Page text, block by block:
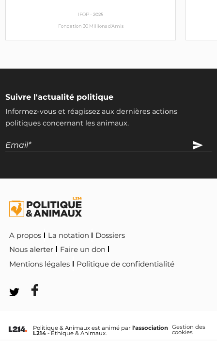
Brice Hortefeux
LR
Geoffroy Didier
Bernard Guetta
Agnès Evren
Sénatrice (75), Conseil de Paris
IFOP -2025
Fondation 30 Millions d'Amis
Suivre l'actualité politique
Informez-vous et réagissez aux dernières actions
politiques concernant les animaux.
A propos La notation
Dossiers
Nous alerter
Faire un don
Mentions légales
Politique de confidentialité
Politique & Animaux est animé par l'association
L214 - Éthique & Animaux.
Gestion des
cookies